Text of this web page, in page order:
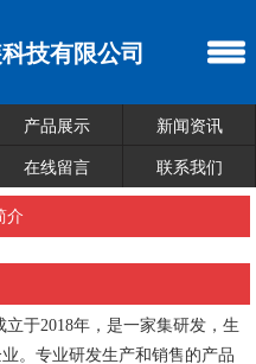
技有限公司
产品展示
新闻资讯
在线留言 联系我们
介
2018年，是一家集研发，生
。专业研发生产和销售的产品